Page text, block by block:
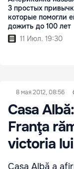
3 простых
которые помогли
дожить до 100 лет
11 Июл. 19:30
8 мая 2012, 08:56
Casa
Franţa
victoria
Casa Albă a